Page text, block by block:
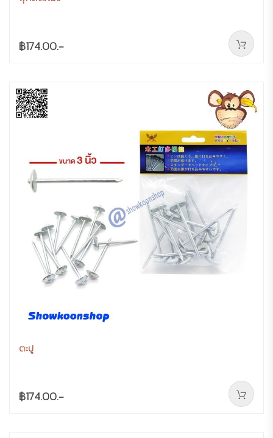
฿174.00.-
ตะปู
฿174.00.-